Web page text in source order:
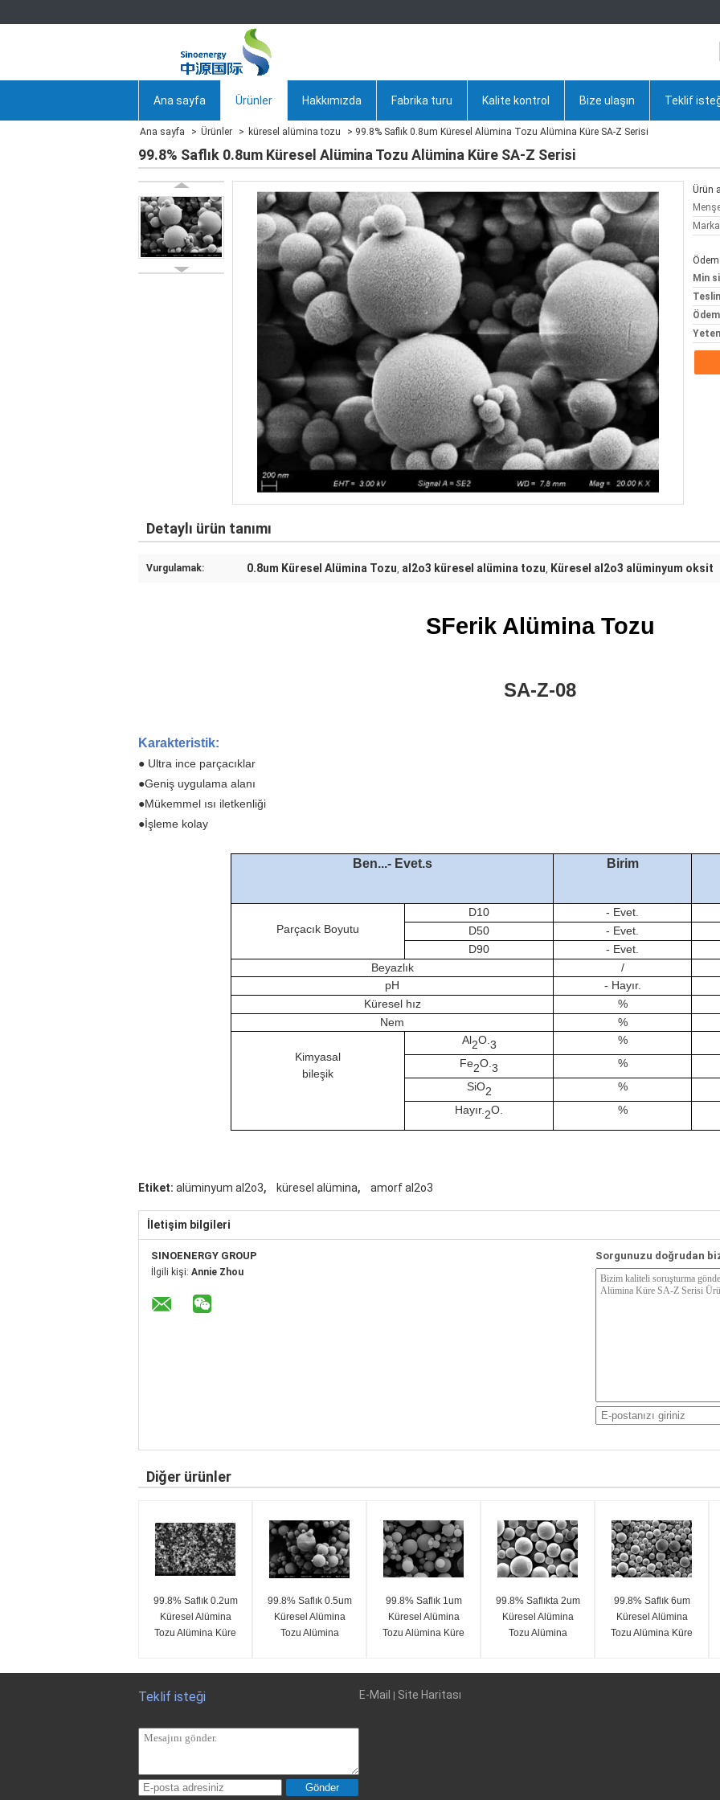
Ana sayfa Ürünler Hakkımızda Fabrika turu Kalite kontrol Bize ulaşın Teklif
Ana sayfa Ürünler küresel alümina tozu 99.8% Saflık 0.8um Küresel Alümina Tozu Alümina Küre SA-Z Serisi
99.8% Saflık 0.8um Küresel Alümina Tozu Alümina Küre SA-Z Serisi
Ürün
Min
Detaylı ürün tanımı
Vurgulamak: 0.8um Küresel Alümina Tozu, al2o3 küresel alümina tozu, Küresel al2o3 alüminyum oksit
SFerik Alümina Tozu
SA-Z-08
Karakteristik:
● Ultra ince parçacıklar
●Geniş uygulama alanı
●Mükemmel ısı iletkenliği
●İşleme kolay
Ben...- Evet.s Birim
Parçacık Boyutu
D10 - Evet.
D50
- Evet.
D90 - Evet.
Beyazlık
/
pH
- Hayır.
Küresel hız
%
Nem
%
Kimyasal
bileşik
Al2O. 3 %
Fe2O. 3 %
SiO2 %
Hayır.2O. %
Etiket: alüminyum al2o3, küresel alümina, amorf al2o3
İletişim bilgileri
SINOENERGY GROUP
İlgili kişi: Annie Zhou
Sorgunuzu doğrudan
Diğer ürünler
99.8% Saflık 0.2um
Küresel Alümina
Tozu Alümina Küre
99.8% Saflık 0.5um
Küresel Alümina
Tozu Alümina
99.8% Saflık 1um
Küresel Alümina
Tozu Alümina Küre
99.8% Saflıkta 2um
Küresel Alümina
Tozu Alümina
99.8% Saflık 6um
Küresel Alümina
Tozu Alümina Küre
Teklif isteği
Gönder
E-Mail Site Haritası